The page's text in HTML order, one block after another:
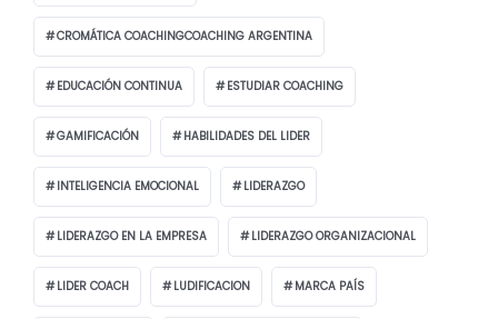
CROMÁTICA COACHINGCOACHING ARGENTINA
EDUCACIÓN CONTINUA ESTUDIAR COACHING
GAMIFICACIÓN HABILIDADES DEL LIDER
INTELIGENCIA EMOCIONAL LIDERAZGO
LIDERAZGO EN LA EMPRESA LIDERAZGO ORGANIZACIONAL
LIDER COACH LUDIFICACION MARCA PAÍS